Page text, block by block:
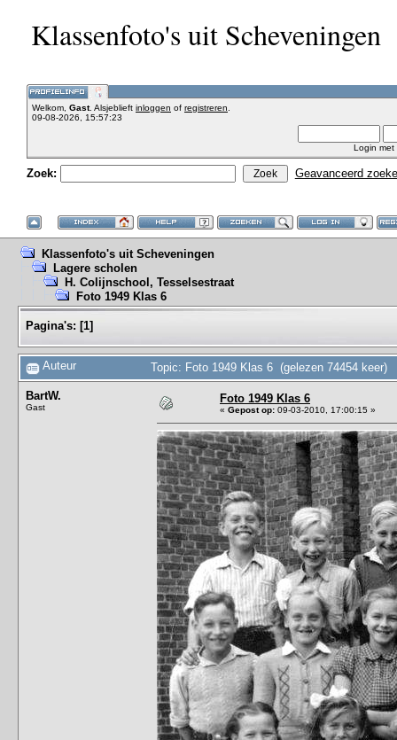
Klassenfoto's uit Scheveningen
Welkom, Gast. Alsjeblieft inloggen of registreren
09-08-2026, 15:57:23
Login met
Zoek: Geavanceerd
Klassenfoto's uit Scheveningen
Lagere scholen
H. Colijnschool, Tesselsestraat
Foto 1949 Klas 6
Pagina's: [1]
Auteur Topic: Foto 1949 Klas 6 (gelezen 74454 keer)
BartW.
Gast
Foto 1949 Klas 6
« Gepost op: 09-03-2010, 17:00:15 »